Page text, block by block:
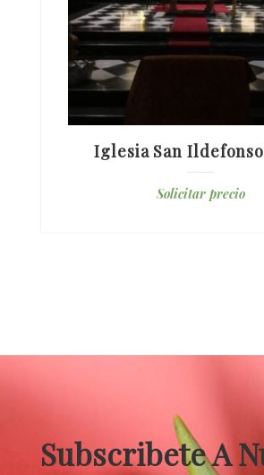
Iglesia San
Solicitar precio
Subscribete A